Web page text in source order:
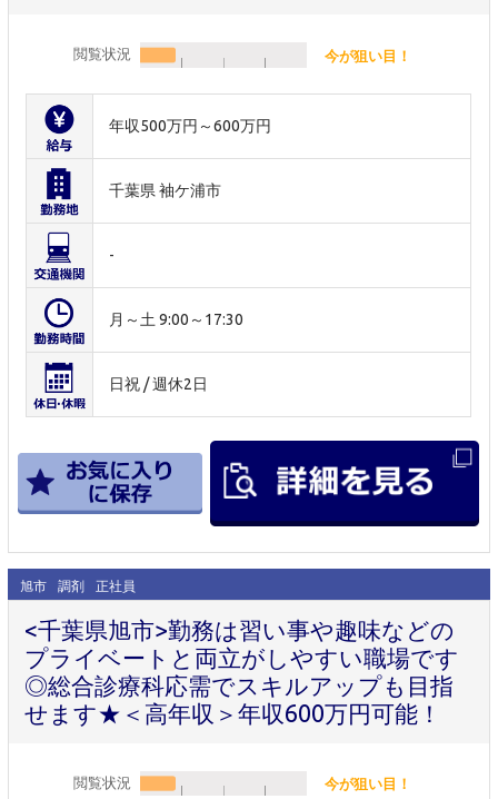
閲覧状況 今が狙い目！
年収500万円～600万円
千葉県 袖ケ浦市
-
月～土 9:00～17:30
日祝 / 週休2日
旭市 調剤 正社員
<千葉県旭市>勤務は習い事や趣味などの
プライベートと両立がしやすい職場です
◎総合診療科応需でスキルアップも目指
せます★＜高年収＞年収600万円可能！
閲覧状況 今が狙い目！